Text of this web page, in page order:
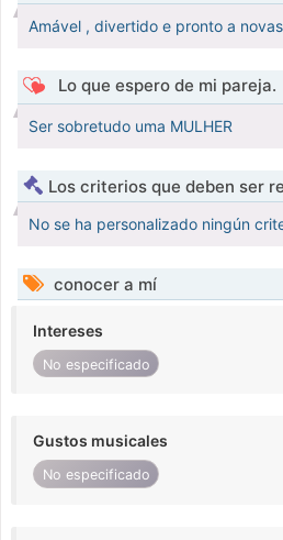
Amável , divertido e pronto a
Lo que espero de mi pareja.
Ser sobretudo uma MULHER
Los criterios que deben ser
No se ha personalizado ningún
conocer a mí
Intereses
No especificado
Gustos musicales
No especificado